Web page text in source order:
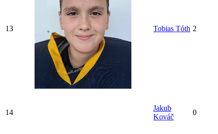
13 Tobias Tóth 2
14
Jakub
Kováč
0